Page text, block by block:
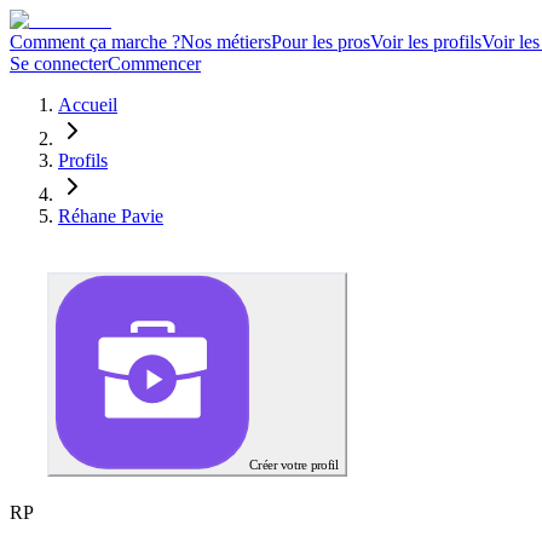
Comment ça marche ?Nos métiersPour les prosVoir les profilsVoir
Se connecterCommencer
Accueil
Profils
Réhane Pavie
Créer votre profil
RP